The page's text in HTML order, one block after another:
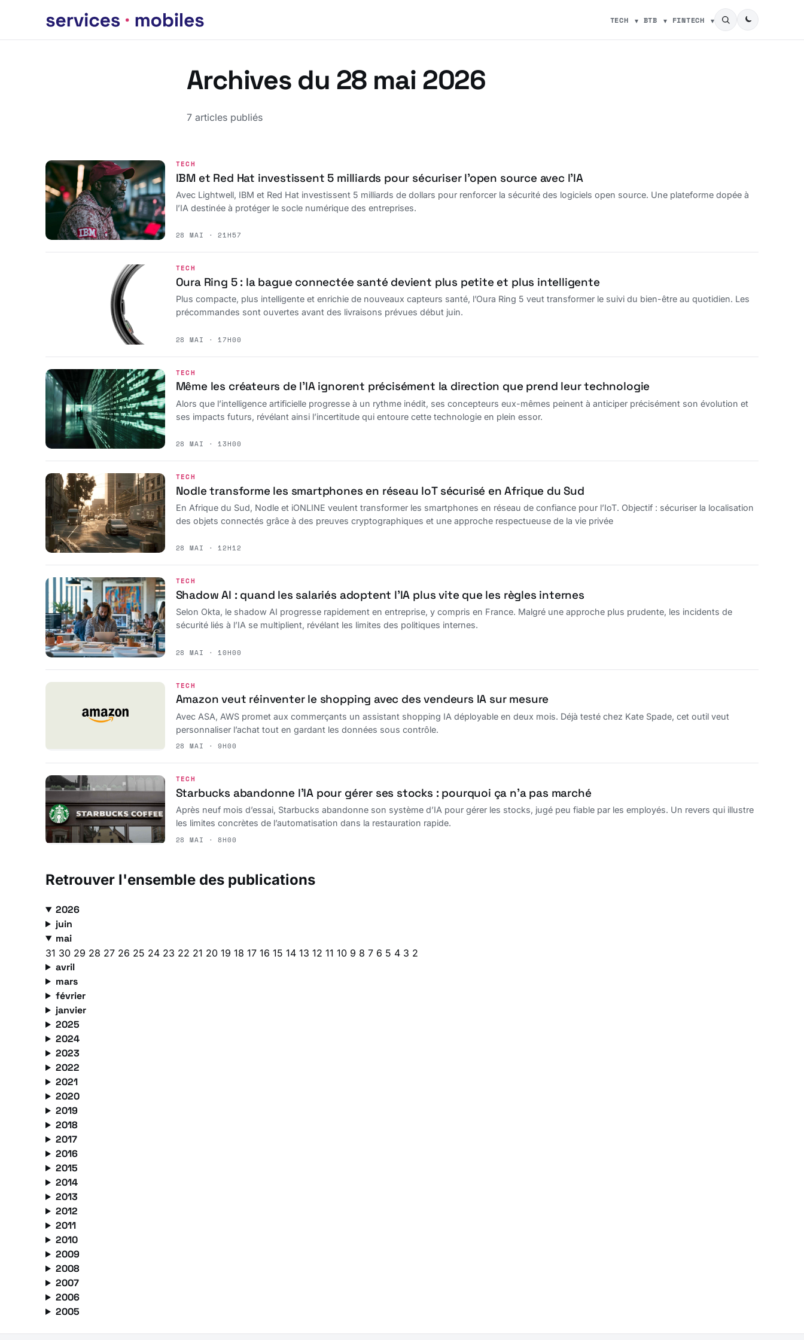
TECH BTB FINTECH
Archives du 28 mai 2026
7 articles publiés
TECH
IBM et Red Hat investissent 5 milliards pour sécuriser l’open source avec l’IA
Avec Lightwell, IBM et Red Hat investissent 5 milliards de dollars pour renforcer la sécurité des logiciels open source. Une plateforme dopée à
l’IA destinée à protéger le socle numérique des entreprises.
28 MAI · 21H57
TECH
Oura Ring 5 : la bague connectée santé devient plus petite et plus intelligente
Plus compacte, plus intelligente et enrichie de nouveaux capteurs santé, l’Oura Ring 5 veut transformer le suivi du bien-être au quotidien. Les
précommandes sont ouvertes avant des livraisons prévues début juin.
28 MAI · 17H00
TECH
Même les créateurs de l’IA ignorent précisément la direction que prend leur technologie
Alors que l’intelligence artificielle progresse à un rythme inédit, ses concepteurs eux-mêmes peinent à anticiper précisément son évolution et
ses impacts futurs, révélant ainsi l’incertitude qui entoure cette technologie en plein essor.
28 MAI · 13H00
TECH
Nodle transforme les smartphones en réseau IoT sécurisé en Afrique du Sud
En Afrique du Sud, Nodle et iONLINE veulent transformer les smartphones en réseau de confiance pour l’IoT. Objectif : sécuriser la localisation
des objets connectés grâce à des preuves cryptographiques et une approche respectueuse de la vie privée
28 MAI · 12H12
TECH
Shadow AI : quand les salariés adoptent l’IA plus vite que les règles internes
Selon Okta, le shadow AI progresse rapidement en entreprise, y compris en France. Malgré une approche plus prudente, les incidents de
sécurité liés à l’IA se multiplient, révélant les limites des politiques internes.
28 MAI · 10H00
TECH
Amazon veut réinventer le shopping avec des vendeurs IA sur mesure
Avec ASA, AWS promet aux commerçants un assistant shopping IA déployable en deux mois. Déjà testé chez Kate Spade, cet outil veut
personnaliser l’achat tout en gardant les données sous contrôle.
28 MAI · 9H00
TECH
Starbucks abandonne l’IA pour gérer ses stocks : pourquoi ça n’a pas marché
Après neuf mois d’essai, Starbucks abandonne son système d’IA pour gérer les stocks, jugé peu fiable par les employés. Un revers qui illustre
les limites concrètes de l’automatisation dans la restauration rapide.
28 MAI · 8H00
Retrouver l'ensemble des publications
2026
juin
mai
31 30 29 28 27 26 25 24 23 22 21 20 19 18 17 16 15 14 13 12 11 10 9 8 7 6 5 4 3 2
avril
mars
février
janvier
2025
2024
2023
2022
2021
2020
2019
2018
2017
2016
2015
2014
2013
2012
2011
2010
2009
2008
2007
2006
2005